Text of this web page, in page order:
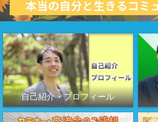
自己紹介・プロフィール